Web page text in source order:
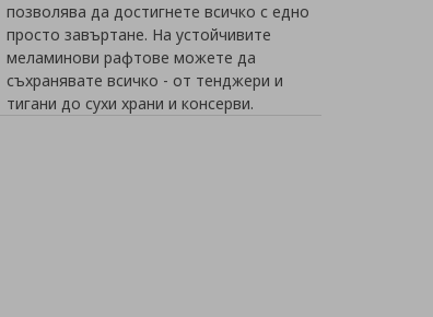
позволява да достигнете всичко с едно
просто завъртане. На устойчивите
меламинови рафтове можете да
съхранявате всичко - от тенджери и
тигани до сухи храни и консерви.